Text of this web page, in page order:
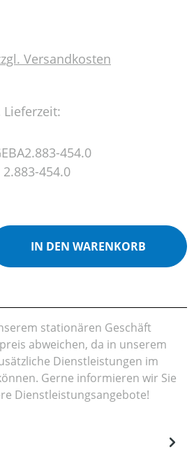
Versandkosten
454.0
2.883-454.0
Gib den gewünschten
IN DEN WARENKORB
stationären Geschäft
abweichen, da in unserem
Dienstleistungen im
Gerne informieren wir Sie
Dienstleistungsangebote!